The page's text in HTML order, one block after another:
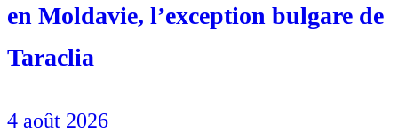
en Moldavie, l’exception bulgare de
Taraclia
4 août 2026